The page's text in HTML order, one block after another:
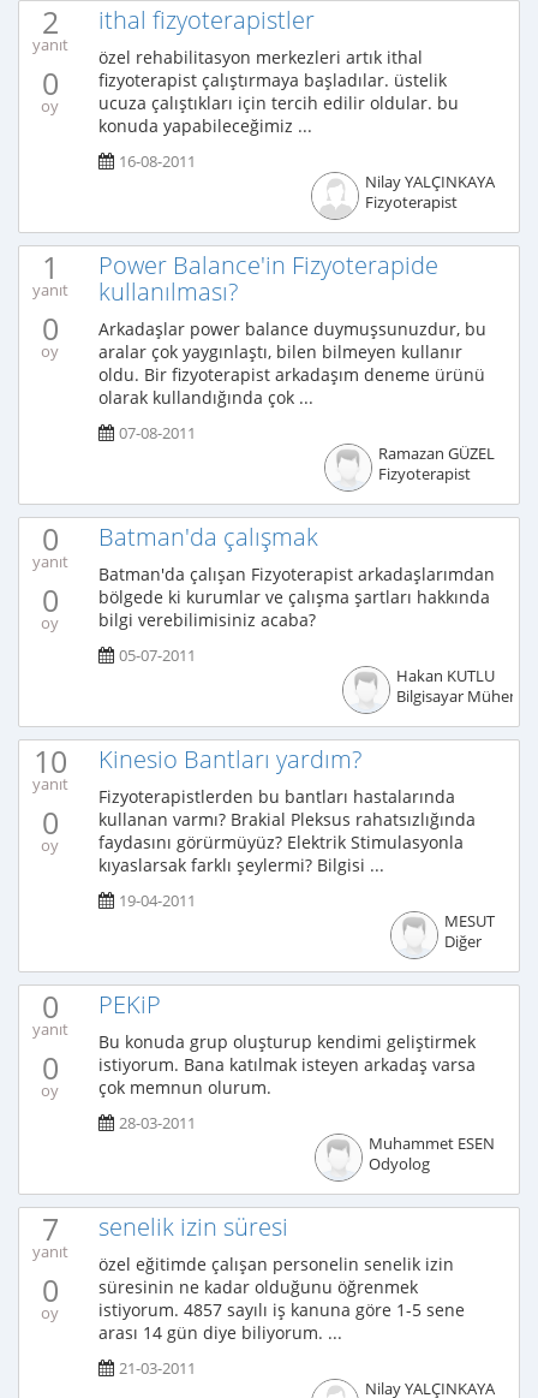
2
yanıt
0
oy
ithal fizyoterapistler
özel rehabilitasyon merkezleri artık ithal
fizyoterapist çalıştırmaya başladılar. üstelik
ucuza çalıştıkları için tercih edilir oldular. bu
konuda yapabileceğimiz ...
16-08-2011
Nilay YALÇINKAYA
Fizyoterapist
1
yanıt
0
oy
Power Balance'in Fizyoterapide
kullanılması?
Arkadaşlar power balance duymuşsunuzdur, bu
aralar çok yaygınlaştı, bilen bilmeyen kullanır
oldu. Bir fizyoterapist arkadaşım deneme ürünü
olarak kullandığında çok ...
07-08-2011
Ramazan GÜZEL
Fizyoterapist
0
yanıt
0
oy
Batman'da çalışmak
Batman'da çalışan Fizyoterapist arkadaşlarımdan
bölgede ki kurumlar ve çalışma şartları hakkında
bilgi verebilimisiniz acaba?
05-07-2011
Hakan KUTLU
Bilgisayar
10
yanıt
0
oy
Kinesio Bantları yardım?
Fizyoterapistlerden bu bantları hastalarında
kullanan varmı? Brakial Pleksus rahatsızlığında
faydasını görürmüyüz? Elektrik Stimulasyonla
kıyaslarsak farklı şeylermi? Bilgisi ...
19-04-2011
MESUT
Diğer
0
yanıt
0
oy
PEKiP
Bu konuda grup oluşturup kendimi geliştirmek
istiyorum. Bana katılmak isteyen arkadaş varsa
çok memnun olurum.
28-03-2011
Muhammet ESEN
Odyolog
7
yanıt
0
oy
senelik izin süresi
özel eğitimde çalışan personelin senelik izin
süresinin ne kadar olduğunu öğrenmek
istiyorum. 4857 sayılı iş kanuna göre 1-5 sene
arası 14 gün diye biliyorum. ...
21-03-2011
Nilay YALÇINKAYA